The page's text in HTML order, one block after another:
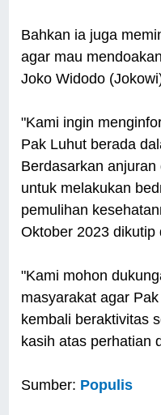
Bahkan ia juga
agar mau
Joko Widodo
"Kami ingin
Pak Luhut berada
Berdasarkan
untuk melakukan
pemulihan
Oktober 2023 dikutip
"Kami mohon
masyarakat agar
kembali beraktivitas
kasih atas perhatian
Sumber: Populis